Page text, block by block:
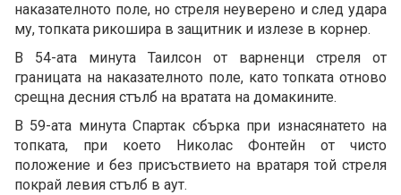
наказателното поле, но стреля неуверено и след удара
му, топката рикошира в защитник и излезе в корнер.
В 54-ата минута Таилсон от варненци стреля от
границата на наказателното поле, като топката отново
срещна десния стълб на вратата на домакините.
В 59-ата минута Спартак сбърка при изнасянатето на
топката, при което Николас Фонтейн от чисто
положение и без присъствието на вратаря той стреля
покрай левия стълб в аут.